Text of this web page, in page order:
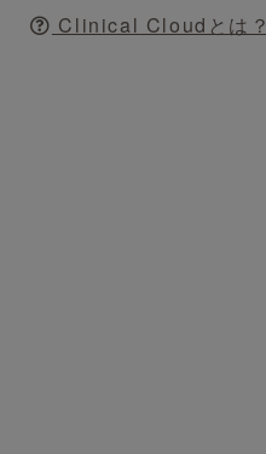
Clinical Cloudとは？